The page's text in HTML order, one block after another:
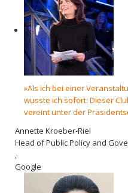
»Als ich bei einer
wusste ich sofort: Dieser
vereint unter der
Annette Kroeber-Riel
Head of Public Policy and
,
Google